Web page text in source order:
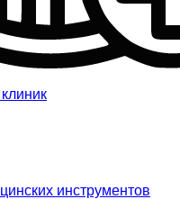
инструментов